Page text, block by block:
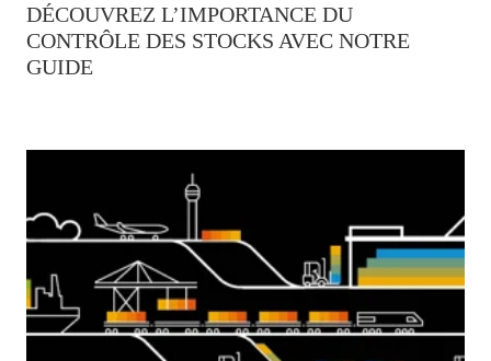
DÉCOUVREZ L’IMPORTANCE DU
CONTRÔLE DES STOCKS AVEC NOTRE
GUIDE